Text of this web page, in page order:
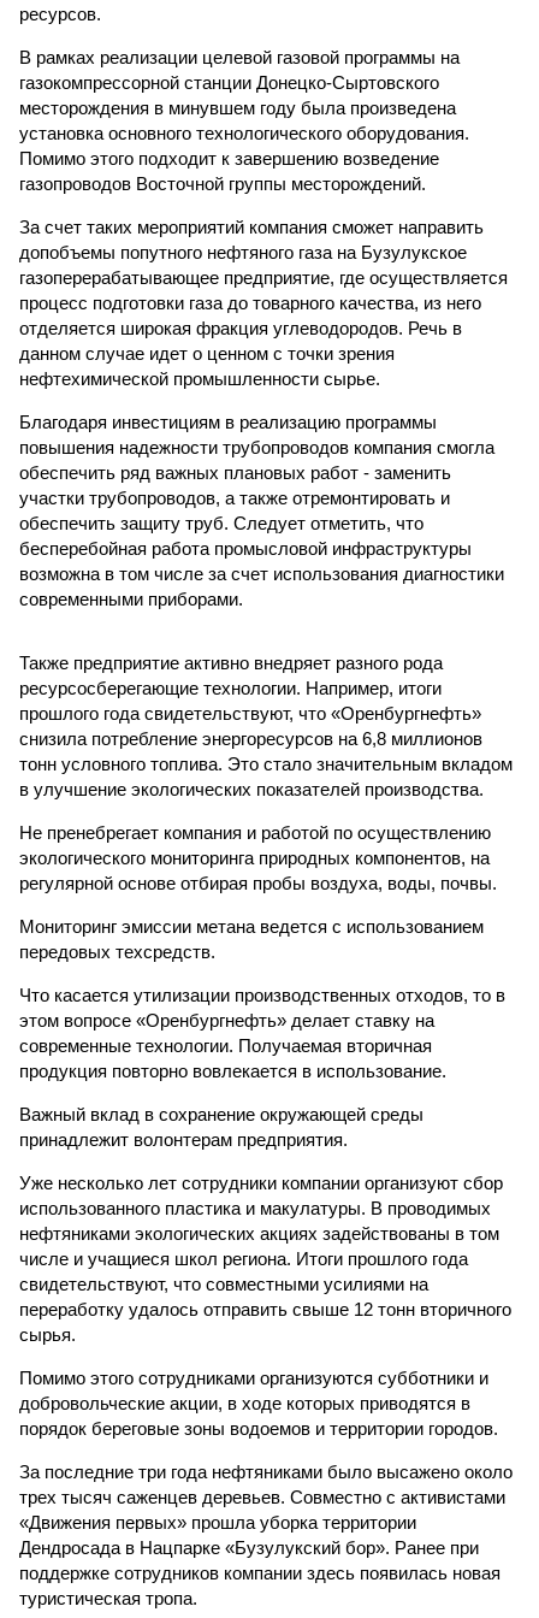
ресурсов.
В рамках реализации целевой газовой программы на
газокомпрессорной станции Донецко-Сыртовского
месторождения в минувшем году была произведена
установка основного технологического оборудования.
Помимо этого подходит к завершению возведение
газопроводов Восточной группы месторождений.
За счет таких мероприятий компания сможет направить
допобъемы попутного нефтяного газа на Бузулукское
газоперерабатывающее предприятие, где осуществляется
процесс подготовки газа до товарного качества, из него
отделяется широкая фракция углеводородов. Речь в
данном случае идет о ценном с точки зрения
нефтехимической промышленности сырье.
Благодаря инвестициям в реализацию программы
повышения надежности трубопроводов компания смогла
обеспечить ряд важных плановых работ - заменить
участки трубопроводов, а также отремонтировать и
обеспечить защиту труб. Следует отметить, что
бесперебойная работа промысловой инфраструктуры
возможна в том числе за счет использования диагностики
современными приборами.
Также предприятие активно внедряет разного рода
ресурсосберегающие технологии. Например, итоги
прошлого года свидетельствуют, что «Оренбургнефть»
снизила потребление энергоресурсов на 6,8 миллионов
тонн условного топлива. Это стало значительным вкладом
в улучшение экологических показателей производства.
Не пренебрегает компания и работой по осуществлению
экологического мониторинга природных компонентов, на
регулярной основе отбирая пробы воздуха, воды, почвы.
Мониторинг эмиссии метана ведется с использованием
передовых техсредств.
Что касается утилизации производственных отходов, то в
этом вопросе «Оренбургнефть» делает ставку на
современные технологии. Получаемая вторичная
продукция повторно вовлекается в использование.
Важный вклад в сохранение окружающей среды
принадлежит волонтерам предприятия.
Уже несколько лет сотрудники компании организуют сбор
использованного пластика и макулатуры. В проводимых
нефтяниками экологических акциях задействованы в том
числе и учащиеся школ региона. Итоги прошлого года
свидетельствуют, что совместными усилиями на
переработку удалось отправить свыше 12 тонн вторичного
сырья.
Помимо этого сотрудниками организуются субботники и
добровольческие акции, в ходе которых приводятся в
порядок береговые зоны водоемов и территории городов.
За последние три года нефтяниками было высажено около
трех тысяч саженцев деревьев. Совместно с активистами
«Движения первых» прошла уборка территории
Дендросада в Нацпарке «Бузулукский бор». Ранее при
поддержке сотрудников компании здесь появилась новая
туристическая тропа.